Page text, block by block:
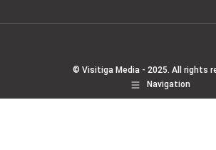
© Visitiga Media - 2025. All rights
Navigation